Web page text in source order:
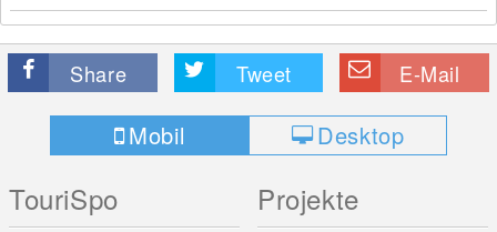
Share Tweet E-Mail
Mobil Desktop
TouriSpo Projekte